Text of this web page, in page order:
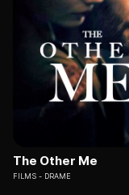
The Other Me
FILMS DRAME